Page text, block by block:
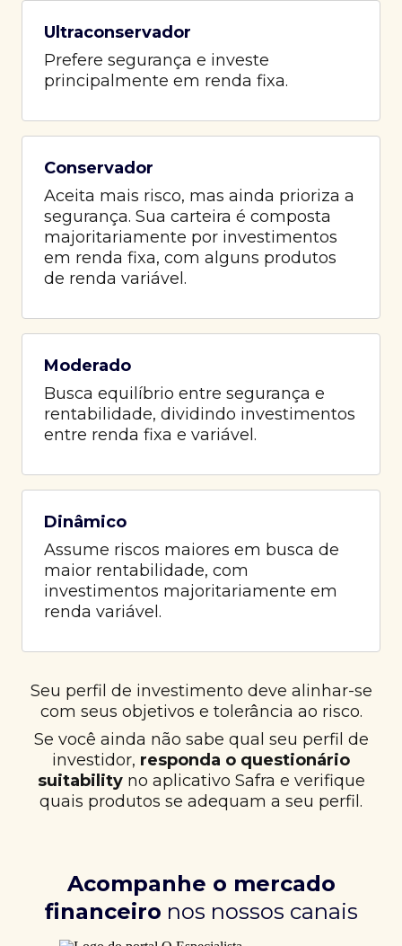
Ultraconservador
Prefere segurança e investe
principalmente em renda fixa.
Conservador
Aceita mais risco, mas ainda prioriza a
segurança. Sua carteira é composta
majoritariamente por investimentos
em renda fixa, com alguns produtos
de renda variável.
Moderado
Busca equilíbrio entre segurança e
rentabilidade, dividindo investimentos
entre renda fixa e variável.
Dinâmico
Assume riscos maiores em busca de
maior rentabilidade, com
investimentos majoritariamente em
renda variável.
Seu perfil de investimento deve alinhar-se
com seus objetivos e tolerância ao risco.
Se você ainda não sabe qual seu perfil de
investidor, responda o questionário
suitabilityno aplicativo Safra e verifique
quais produtos se adequam a seu perfil.
Acompanhe o mercado
financeiro nos nossos canais